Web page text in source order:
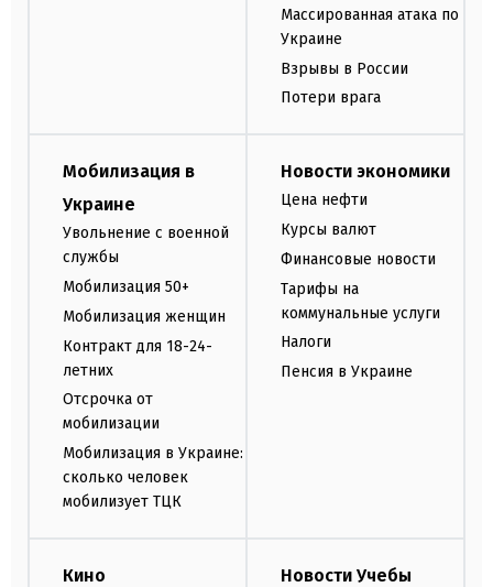
Массированная атака по
Украине
Взрывы в России
Потери врага
Мобилизация в
Украине
Увольнение с военной
службы
Мобилизация 50+
Мобилизация женщин
Контракт для 18-24-
летних
Отсрочка от
мобилизации
Мобилизация в Украине:
сколько человек
мобилизует ТЦК
Новости экономики
Цена нефти
Курсы валют
Финансовые новости
Тарифы на
коммунальные услуги
Налоги
Пенсия в Украине
Кино Новости Учебы